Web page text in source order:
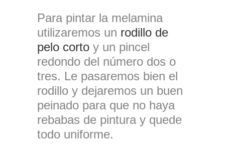
Para pintar la melamina
utilizaremos un rodillo de
pelo corto y un pincel
redondo del número dos o
tres. Le pasaremos bien el
rodillo y dejaremos un buen
peinado para que no haya
rebabas de pintura y quede
todo uniforme.